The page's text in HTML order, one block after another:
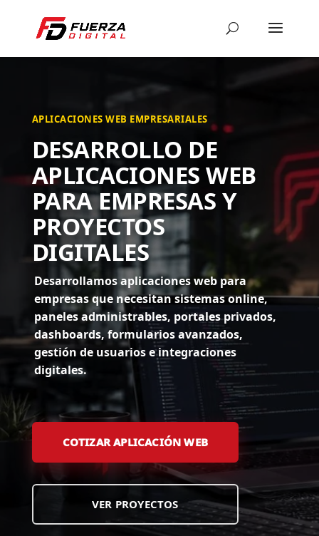
APLICACIONES WEB EMPRESARIALES
DESARROLLO DE
APLICACIONES WEB
PARA EMPRESAS Y
PROYECTOS
DIGITALES
Desarrollamos aplicaciones web para
empresas que necesitan sistemas online,
paneles administrables, portales privados,
dashboards, formularios avanzados,
gestión de usuarios e integraciones
digitales.
COTIZAR APLICACIÓN WEB
VER PROYECTOS